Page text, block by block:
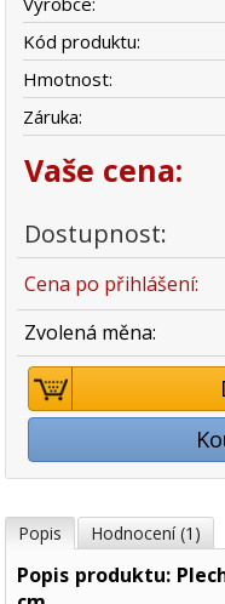
Kód produktu:
Hmotnost:
Záruka:
Vaše cena:
Dostupnost:
Cena po přihlášení:
Zvolená měna:
Popis Hodnocení (1)
Popis produktu: